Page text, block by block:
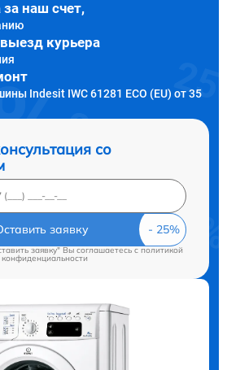
наш счет,
курьера
Indesit IWC 61281 ECO (EU) от 35
со
заявку
заявку" Вы соглашаетесь cполитикой
конфиденциальности